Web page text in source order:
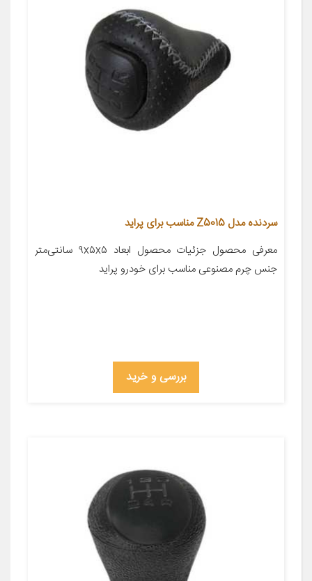
سردنده مدل Z5015 مناسب برای پراید
معرفی محصول جزئیات محصول ابعاد ۹x۵x۵ سانتی‌متر
جنس چرم مصنوعی مناسب برای خودرو پراید
بررسی و خرید